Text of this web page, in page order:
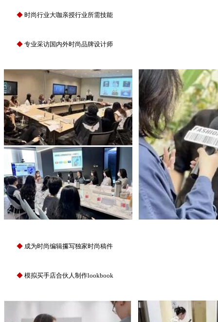
◆ 时尚行业大咖亲授行业所需技能
◆ 专业采访国内外时尚品牌设计师
◆ 成为时尚编辑攥写独家时尚稿件
◆ 模拟买手店合伙人制作lookbook